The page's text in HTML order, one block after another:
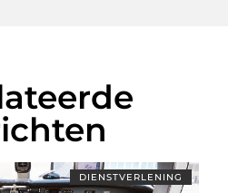
DIENSTVERLENING